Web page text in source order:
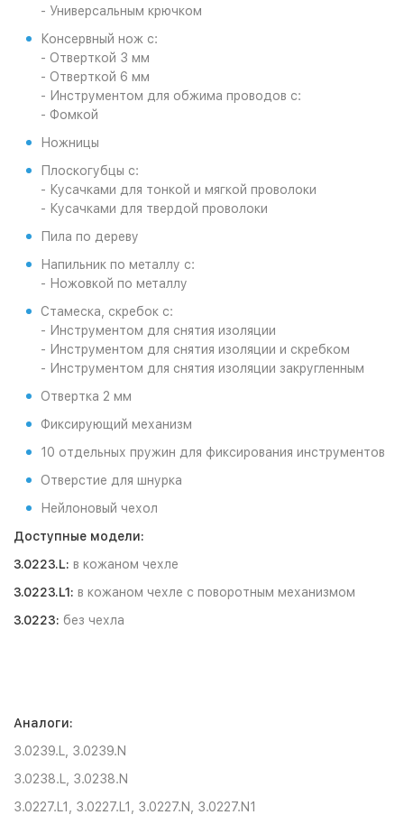
- Универсальным крючком
Консервный нож с:
- Отверткой 3 мм
- Отверткой 6 мм
- Инструментом для обжима проводов с:
- Фомкой
Ножницы
Плоскогубцы с:
- Кусачками для тонкой и мягкой проволоки
- Кусачками для твердой проволоки
Пила по дереву
Напильник по металлу с:
- Ножовкой по металлу
Стамеска, скребок с:
- Инструментом для снятия изоляции
- Инструментом для снятия изоляции и скребком
- Инструментом для снятия изоляции закругленным
Отвертка 2 мм
Фиксирующий механизм
10 отдельных пружин для фиксирования инструментов
Отверстие для шнурка
Нейлоновый чехол
Доступные модели:
3.0223.L: в кожаном чехле
3.0223.L1: в кожаном чехле с поворотным механизмом
3.0223: без чехла
Аналоги:
3.0239.L, 3.0239.N
3.0238.L, 3.0238.N
3.0227.L1, 3.0227.L1, 3.0227.N, 3.0227.N1